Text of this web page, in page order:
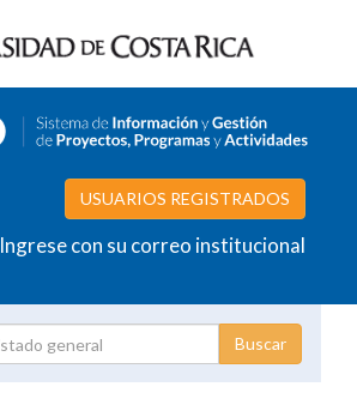
USUARIOS REGISTRADOS
Ingrese con su correo institucional